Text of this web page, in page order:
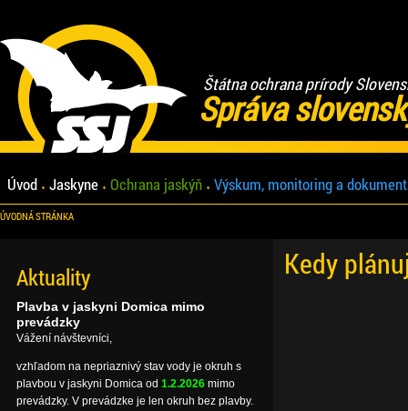
Štátna ochrana prírody
Správa
Úvod Jaskyne Ochrana jaskýň Výskum, monitoring a
ÚVODNÁ STRÁNKA
Kedy
Aktuality
Plavba v jaskyni Domica mimo
prevádzky
Vážení návštevníci,
vzhľadom na nepriaznivý stav vody je okruh s
plavbou v jaskyni Domica od 1.2.2026 mimo
prevádzky. V prevádzke je len okruh bez plavby.